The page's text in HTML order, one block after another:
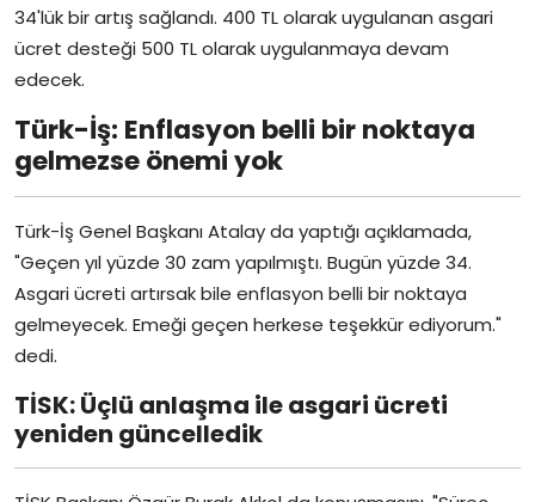
34'lük bir artış sağlandı. 400 TL olarak uygulanan asgari
ücret desteği 500 TL olarak uygulanmaya devam
edecek.
Türk-İş: Enflasyon belli bir noktaya
gelmezse önemi yok
Türk-İş Genel Başkanı Atalay da yaptığı açıklamada,
"Geçen yıl yüzde 30 zam yapılmıştı. Bugün yüzde 34.
Asgari ücreti artırsak bile enflasyon belli bir noktaya
gelmeyecek. Emeği geçen herkese teşekkür ediyorum."
dedi.
TİSK: Üçlü anlaşma ile asgari ücreti
yeniden güncelledik